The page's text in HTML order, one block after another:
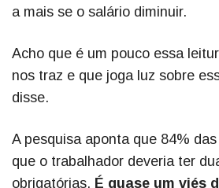
a mais se o salário diminuir.
Acho que é um pouco essa
nos traz e que joga luz sobre
disse.
A pesquisa aponta que 84%
que o trabalhador deveria ter
obrigatórias. É quase um viés